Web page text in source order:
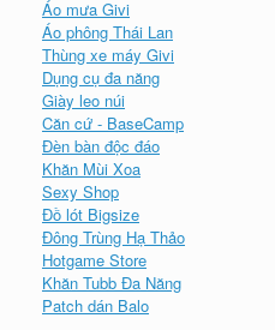
Áo mưa Givi
Áo phông Thái Lan
Thùng xe máy Givi
Dụng cụ đa năng
Giày leo núi
Căn cứ - BaseCamp
Đèn bàn độc đáo
Khăn Mùi Xoa
Sexy Shop
Đồ lót Bigsize
Đông Trùng Hạ Thảo
Hotgame Store
Khăn Tubb Đa Năng
Patch dán Balo